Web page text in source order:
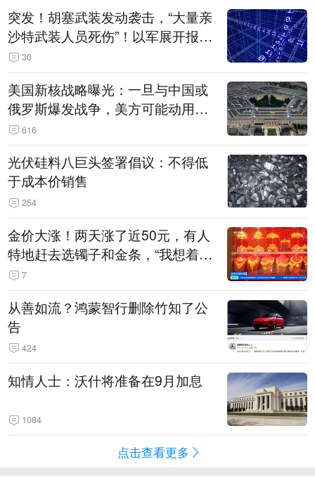
突发！胡塞武装发动袭击，“大量亲
沙特武装人员死伤”！以军展开报复
性空袭
30
美国新核战略曝光：一旦与中国或
俄罗斯爆发战争，美方可能动用战
术核武器
616
光伏硅料八巨头签署倡议：不得低
于成本价销售
254
金价大涨！两天涨了近50元，有人
特地赶去选镯子和金条，“我想着买
起来可以保值，小批量进一些货”
7
从善如流？鸿蒙智行删除竹知了公
告
424
知情人士：沃什将准备在9月加息
1084
点击查看更多